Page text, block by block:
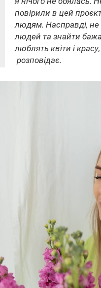
повірили в цей
людям. Насправді, не
людей та знайти
люблять квіти і
розповідає.